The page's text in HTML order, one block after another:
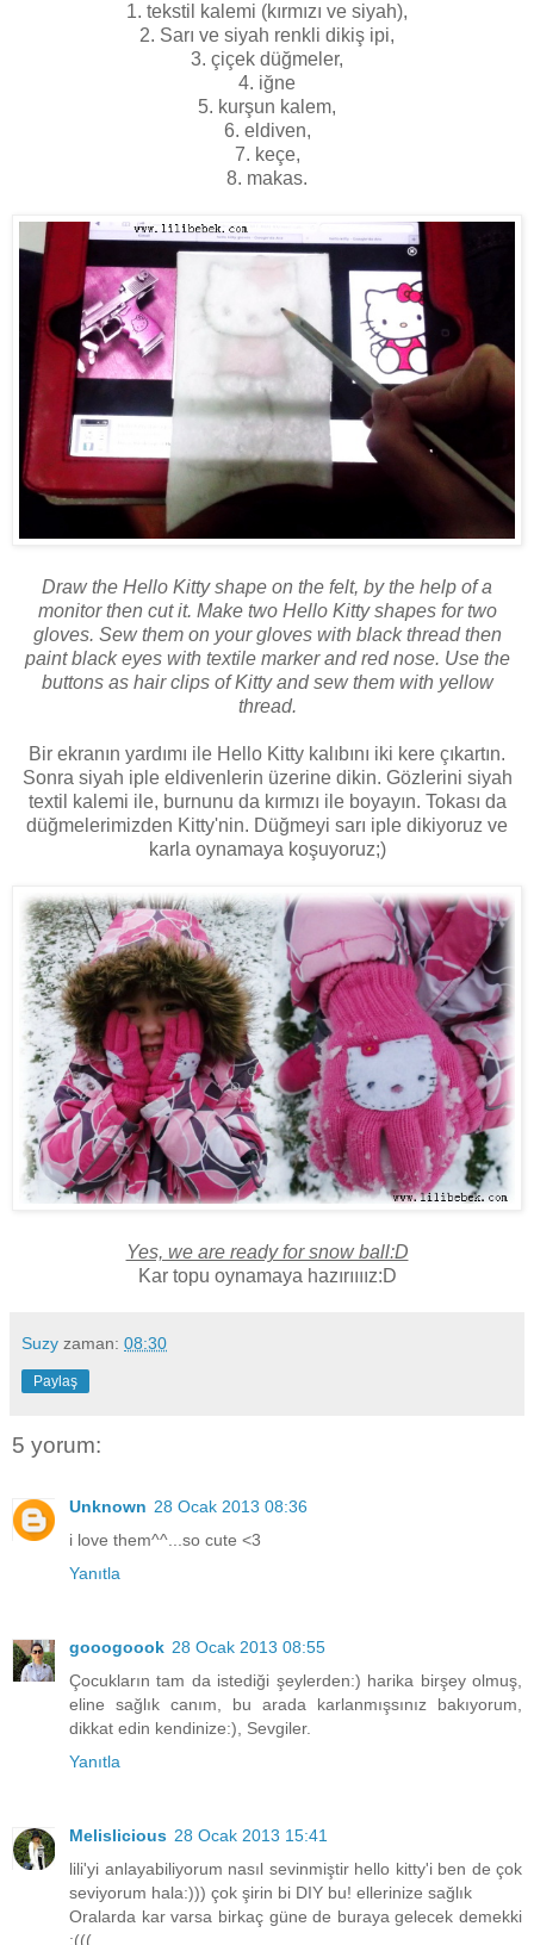
1. tekstil kalemi (kırmızı ve siyah),
2. Sarı ve siyah renkli dikiş ipi,
3. çiçek düğmeler,
4. iğne
5. kurşun kalem,
6. eldiven,
7. keçe,
8. makas.
Draw the Hello Kitty shape on the felt, by the help of a
monitor then cut it. Make two Hello Kitty shapes for two
gloves. Sew them on your gloves with black thread then
paint black eyes with textile marker and red nose. Use the
buttons as hair clips of Kitty and sew them with yellow
thread.
Bir ekranın yardımı ile Hello Kitty kalıbını iki kere çıkartın.
Sonra siyah iple eldivenlerin üzerine dikin. Gözlerini siyah
textil kalemi ile, burnunu da kırmızı ile boyayın. Tokası da
düğmelerimizden Kitty'nin. Düğmeyi sarı iple dikiyoruz ve
karla oynamaya koşuyoruz;)
Yes, we are ready for snow ball:D
Kar topu oynamaya hazırıııız:D
Suzy zaman: 08:30
Paylaş
5 yorum:
Unknown 28 Ocak 2013 08:36
i love them^^...so cute <3
Yanıtla
gooogoook 28 Ocak 2013 08:55
Çocukların tam da istediği şeylerden:) harika birşey olmuş,
eline sağlık canım, bu arada karlanmışsınız bakıyorum,
dikkat edin kendinize:), Sevgiler.
Yanıtla
Melislicious 28 Ocak 2013 15:41
lili'yi anlayabiliyorum nasıl sevinmiştir hello kitty'i ben de çok
seviyorum hala:))) çok şirin bi DIY bu! ellerinize sağlık
Oralarda kar varsa birkaç güne de buraya gelecek demekki
:(((